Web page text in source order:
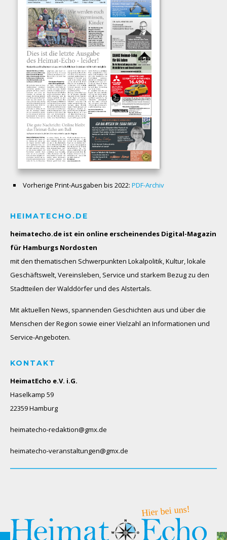
Vorherige Print-Ausgaben bis 2022: PDF-Archiv
HEIMATECHO.DE
heimatecho.de ist ein online erscheinendes Digital-Magazin
für Hamburgs Nordosten
mit den thematischen Schwerpunkten Lokalpolitik, Kultur, lokale
Geschäftswelt, Vereinsleben, Service und starkem Bezug zu den
Stadtteilen der Walddörfer und des Alstertals.
Mit aktuellen News, spannenden Geschichten aus und über die
Menschen der Region sowie einer Vielzahl an Informationen und
Service-Angeboten.
KONTAKT
HeimatEcho e.V. i.G.
Haselkamp 59
22359 Hamburg
heimatecho-redaktion@gmx.de
heimatecho-veranstaltungen@gmx.de